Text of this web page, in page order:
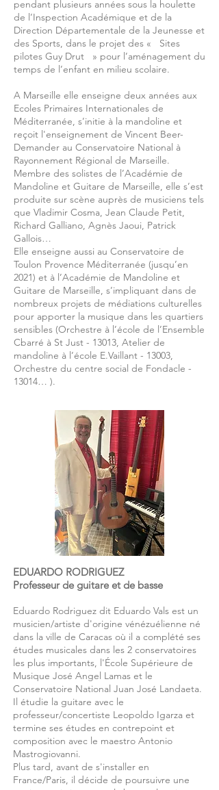
pendant plusieurs années sous la houlette
de l’Inspection Académique et de la
Direction Départementale de la Jeunesse et
des Sports, dans le projet des « Sites
pilotes Guy Drut » pour l’aménagement du
temps de l’enfant en milieu scolaire.
A Marseille elle enseigne deux années aux
Ecoles Primaires Internationales de
Méditerranée, s’initie à la mandoline et
reçoit l'enseignement de Vincent Beer-
Demander au Conservatoire National à
Rayonnement Régional de Marseille.
Membre des solistes de l’Académie de
Mandoline et Guitare de Marseille, elle s’est
produite sur scène auprès de musiciens tels
que Vladimir Cosma, Jean Claude Petit,
Richard Galliano, Agnès Jaoui, Patrick
Gallois…
Elle enseigne aussi au Conservatoire de
Toulon Provence Méditerranée (jusqu’en
2021) et à l’Académie de Mandoline et
Guitare de Marseille, s’impliquant dans de
nombreux projets de médiations culturelles
pour apporter la musique dans les quartiers
sensibles (Orchestre à l’école de l’Ensemble
Cbarré à St Just - 13013, Atelier de
mandoline à l’école E.Vaillant - 13003,
Orchestre du centre social de Fondacle -
13014… ).
EDUARDO RODRIGUEZ
Professeur de guitare et de basse
Eduardo Rodriguez dit Eduardo Vals est un
musicien/artiste d'origine vénézuélienne né
dans la ville de Caracas où il a complété ses
études musicales dans les 2 conservatoires
les plus importants, l'École Supérieure de
Musique José Angel Lamas et le
Conservatoire National Juan José Landaeta.
Il étudie la guitare avec le
professeur/concertiste Leopoldo Igarza et
termine ses études en contrepoint et
composition avec le maestro Antonio
Mastrogiovanni.
Plus tard, avant de s'installer en
France/Paris, il décide de poursuivre une